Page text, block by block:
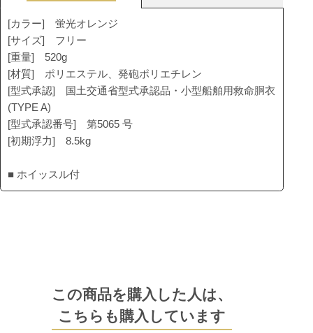
[カラー] 蛍光オレンジ
[サイズ] フリー
[重量] 520g
[材質] ポリエステル、発砲ポリエチレン
[型式承認] 国土交通省型式承認品・小型船舶用救命胴衣
(TYPE A)
[型式承認番号] 第5065 号
[初期浮力] 8.5kg
■ ホイッスル付
この商品を購入した人は、
こちらも購入しています